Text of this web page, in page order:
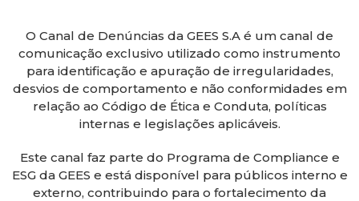
O Canal de Denúncias da GEES S.A é um canal de
comunicação exclusivo utilizado como instrumento
para identificação e apuração de irregularidades,
desvios de comportamento e não conformidades em
relação ao Código de Ética e Conduta, políticas
internas e legislações aplicáveis.
Este canal faz parte do Programa de Compliance e
ESG da GEES e está disponível para públicos interno e
externo, contribuindo para o fortalecimento da